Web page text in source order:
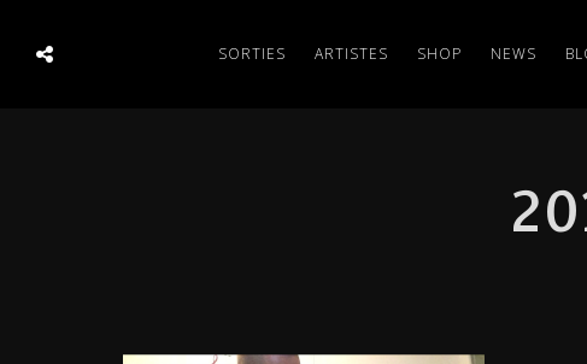
SORTIES ARTISTES SHOP NEWS